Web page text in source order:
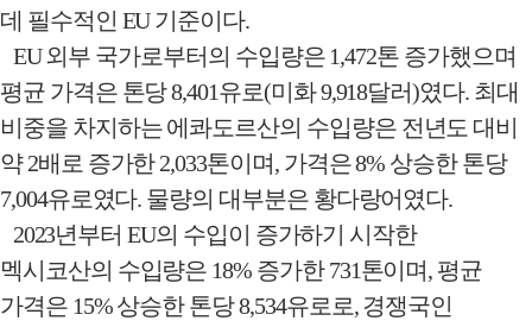
데 필수적인 EU기준이다.
EU외부 국가로부터의 수입량은1,472톤 증가했으며
평균 가격은 톤당8,401유로(미화9,918달러)였다. 최대
비중을 차지하는 에콰도르산의 수입량은 전년도 대비
약2배로 증가한2,033톤이며, 가격은8% 상승한 톤당
7,004유로였다. 물량의 대부분은 황다랑어였다.
2023년부터EU의 수입이 증가하기 시작한
멕시코산의 수입량은 18% 증가한731톤이며, 평균
가격은 15%상승한 톤당8,534유로로,경쟁국인